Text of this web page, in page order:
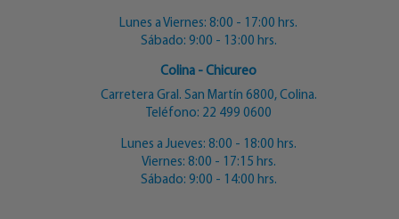
Lunes a Viernes: 8:00 - 17:00 hrs.
Sábado: 9:00 - 13:00 hrs.
Colina - Chicureo
Carretera Gral. San Martín 6800, Colina.
Teléfono: 22 499 0600
Lunes a Jueves: 8:00 - 18:00 hrs.
Viernes: 8:00 - 17:15 hrs.
Sábado: 9:00 - 14:00 hrs.